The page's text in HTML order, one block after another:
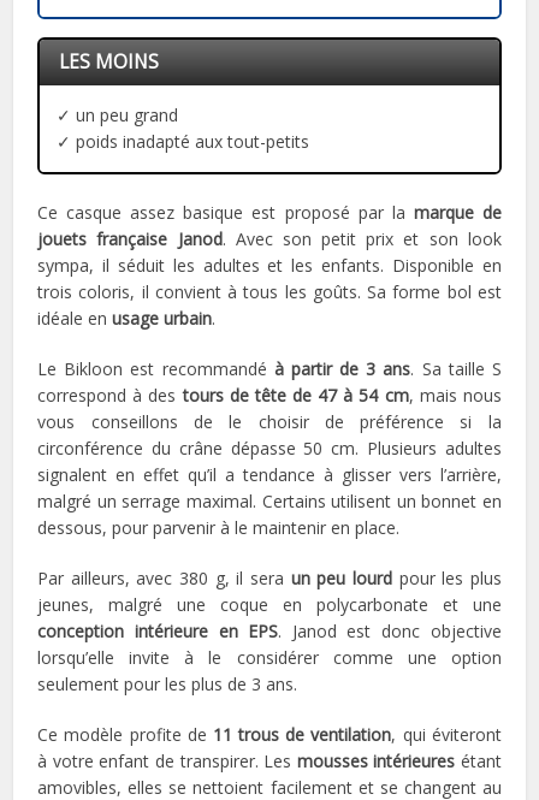
LES MOINS
✓ un peu grand
✓ poids inadapté aux tout-petits
Ce casque assez basique est proposé par la marque de
jouets française Janod. Avec son petit prix et son look
sympa, il séduit les adultes et les enfants. Disponible en
trois coloris, il convient à tous les goûts. Sa forme bol est
idéale enusage urbain.
Le Bikloon est recommandé à partir de 3 ans. Sa taille S
correspond à destours de tête de 47 à 54 cm, mais nous
vous conseillons de le choisir de préférence si la
circonférence du crâne dépasse 50 cm. Plusieurs adultes
signalent en effet qu’il a tendance à glisser vers l’arrière,
malgré un serrage maximal. Certains utilisent un bonnet en
dessous, pour parvenir à le maintenir en place.
Par ailleurs, avec 380 g, il sera un peu lourdpour les plus
jeunes, malgré une coque en polycarbonate et une
conception intérieure en EPS. Janod est donc objective
lorsqu’elle invite à le considérer comme une option
seulement pour les plus de 3 ans.
Ce modèle profite de 11 trous de ventilation, qui éviteront
à votre enfant de transpirer. Les mousses intérieures étant
amovibles, elles se nettoient facilement et se changent au